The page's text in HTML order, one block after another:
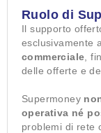
Ruolo di
Il supporto
esclusivamente
commerciale ,
delle offerte e
Supermoney
operativa né
problemi di rete